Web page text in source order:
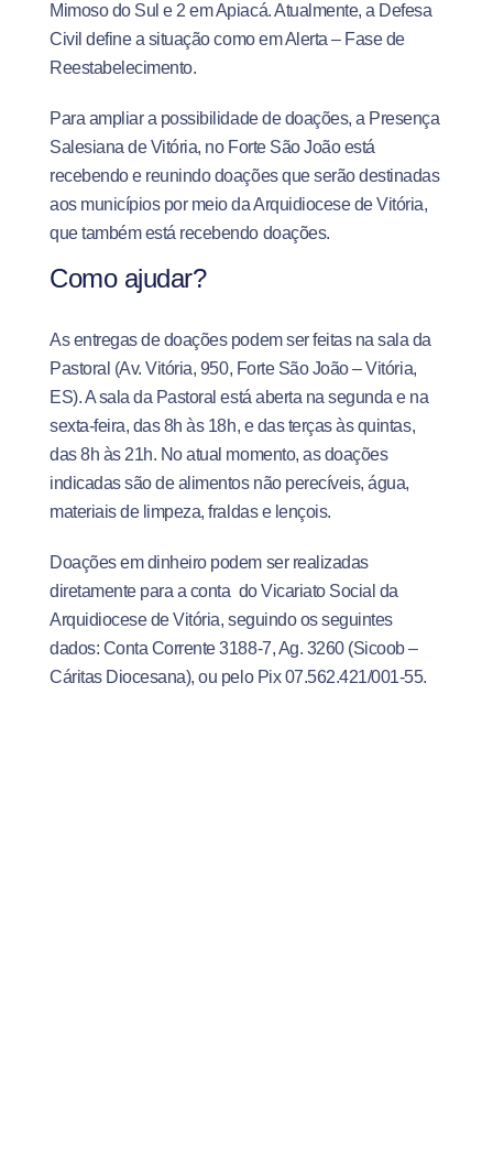
Mimoso do Sul e 2 em Apiacá. Atualmente, a Defesa
Civil define a situação como em Alerta – Fase de
Reestabelecimento.
Para ampliar a possibilidade de doações, a Presença
Salesiana de Vitória, no Forte São João está
recebendo e reunindo doações que serão destinadas
aos municípios por meio da Arquidiocese de Vitória,
que também está recebendo doações.
Como ajudar?
As entregas de doações podem ser feitas na sala da
Pastoral (Av. Vitória, 950, Forte São João – Vitória,
ES). A sala da Pastoral está aberta na segunda e na
sexta-feira, das 8h às 18h, e das terças às quintas,
das 8h às 21h. No atual momento, as doações
indicadas são de alimentos não perecíveis, água,
materiais de limpeza, fraldas e lençois.
Doações em dinheiro podem ser realizadas
diretamente para a conta do Vicariato Social da
Arquidiocese de Vitória, seguindo os seguintes
dados: Conta Corrente 3188-7, Ag. 3260 (Sicoob –
Cáritas Diocesana), ou pelo Pix 07.562.421/001-55.